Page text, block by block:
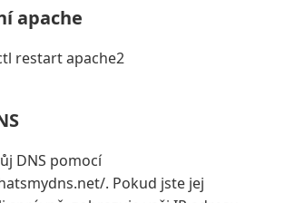
apache
restart apache2
DNS pomocí
. Pokud jste jej